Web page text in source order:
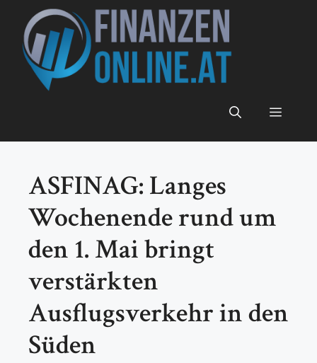
Inhalt
springen
Menü
ASFINAG: Langes
Wochenende rund um
den 1. Mai bringt
verstärkten
Ausflugsverkehr in den
Süden